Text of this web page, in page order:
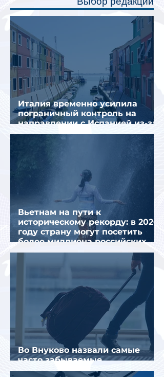
Италия временно усилила
пограничный контроль на
направлении с Испанией из-за
миграционного кризиса
Вьетнам на пути к
историческому рекорду: в 2026
году страну могут посетить
более миллиона российских
туристов
Во Внуково назвали самые
часто забываемые
пассажирами вещи